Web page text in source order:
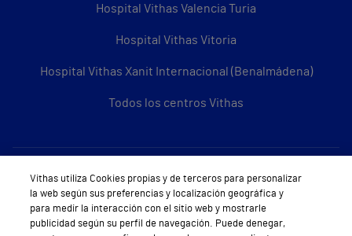
Hospital Vithas Valencia Turia
Hospital Vithas Vitoria
Hospital Vithas Xanit Internacional (Benalmádena)
Todos los centros Vithas
Sobre Vithas
Quiénes somos
Trabajar en Vithas
Vithas utiliza Cookies propias y de terceros para personalizar
la web según sus preferencias y localización geográfica y
para medir la interacción con el sitio web y mostrarle
publicidad según su perfil de navegación. Puede denegar,